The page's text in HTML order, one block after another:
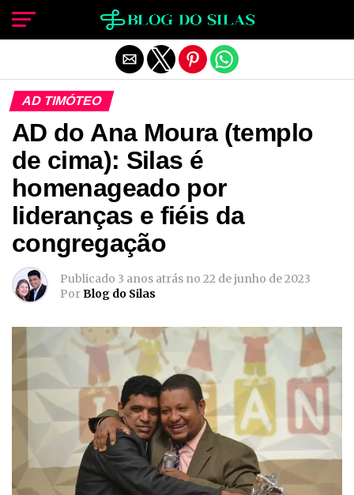
AD TIMÓTEO
AD do Ana Moura (templo
de cima): Silas é
homenageado por
lideranças e fiéis da
congregação
Publicado 3 anos atrás no 22 de junho de 2023
PorBlog do Silas
Sair da versão mobile